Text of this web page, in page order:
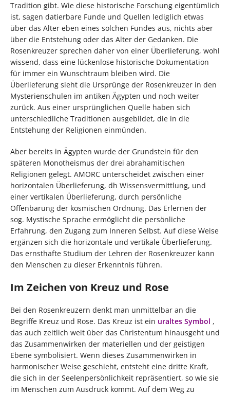
Tradition gibt. Wie diese historische Forschung eigentümlich
ist, sagen datierbare Funde und Quellen lediglich etwas
über das Alter eben eines solchen Fundes aus, nichts aber
über die Entstehung oder das Alter der Gedanken. Die
Rosenkreuzer sprechen daher von einer Überlieferung, wohl
wissend, dass eine lückenlose historische Dokumentation
für immer ein Wunschtraum bleiben wird. Die
Überlieferung sieht die Ursprünge der Rosenkreuzer in den
Mysterienschulen im antiken Ägypten und noch weiter
zurück. Aus einer ursprünglichen Quelle haben sich
unterschiedliche Traditionen ausgebildet, die in die
Entstehung der Religionen einmünden.
Aber bereits in Ägypten wurde der Grundstein für den
späteren Monotheismus der drei abrahamitischen
Religionen gelegt. AMORC unterscheidet zwischen einer
horizontalen Überlieferung, dh Wissensvermittlung, und
einer vertikalen Überlieferung, durch persönliche
Offenbarung der kosmischen Ordnung. Das Erlernen der
sog. Mystische Sprache ermöglicht die persönliche
Erfahrung, den Zugang zum Inneren Selbst. Auf diese Weise
ergänzen sich die horizontale und vertikale Überlieferung.
Das ernsthafte Studium der Lehren der Rosenkreuzer kann
den Menschen zu dieser Erkenntnis führen.
Im Zeichen von Kreuz und Rose
Bei den Rosenkreuzern denkt man unmittelbar an die
Begriffe Kreuz und Rose. Das Kreuz ist ein uraltes Symbol ,
das auch zeitlich weit über das Christentum hinausgeht und
das Zusammenwirken der materiellen und der geistigen
Ebene symbolisiert. Wenn dieses Zusammenwirken in
harmonischer Weise geschieht, entsteht eine dritte Kraft,
die sich in der Seelenpersönlichkeit repräsentiert, so wie sie
im Menschen zum Ausdruck kommt. Auf dem Weg zu